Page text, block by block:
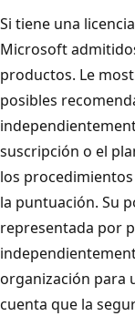
Si tiene una
Microsoft
productos. Le
posibles
suscripción o el
los
la puntuación. Su
representada por
organización para
cuenta que la